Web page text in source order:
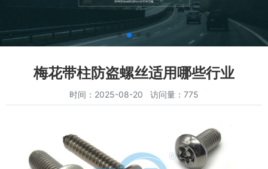
梅花带柱防盗螺丝适用哪些行业
时间：2025-08-20 访问量：775